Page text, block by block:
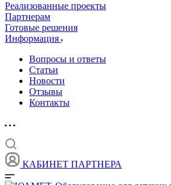
Реализованные проекты
Партнерам
Готовые решения
Информация
Вопросы и ответы
Статьи
Новости
Отзывы
Контакты
КАБИНЕТ ПАРТНЕРА